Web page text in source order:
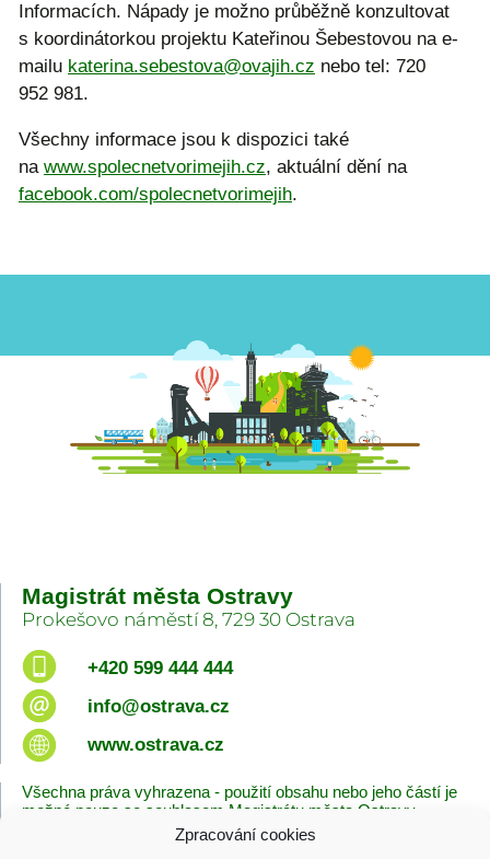
Zpracování cookies
Informacích. Nápady je možno průběžně konzultovat
s koordinátorkou projektu Kateřinou Šebestovou na e-
mailu katerina.sebestova@ovajih.cz nebo tel: 720
952 981.
Všechny informace jsou k dispozici také
na www.spolecnetvorimejih.cz, aktuální dění na
facebook.com/spolecnetvorimejih.
Magistrát města Ostravy
Prokešovo náměstí 8, 729 30 Ostrava
+420 599 444 444
info@ostrava.cz
www.ostrava.cz
Všechna práva vyhrazena - použití obsahu nebo jeho částí je
možné pouze se souhlasem Magistrátu města Ostravy.